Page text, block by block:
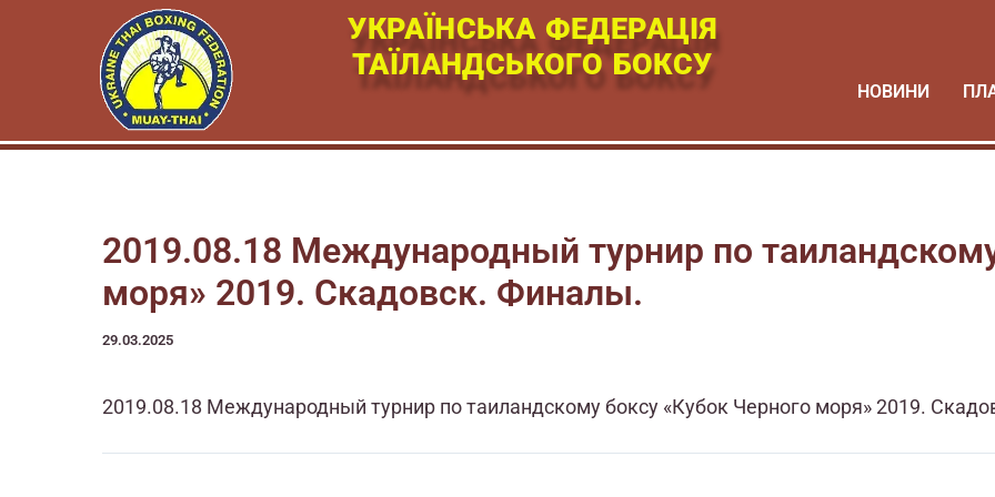
содержимому
УКРАЇНСЬКА ФЕДЕРАЦІЯ
ТАЇЛАНДСЬКОГО БОКСУ
НОВИНИ
2019.08.18 Международный турнир по
моря» 2019. Скадовск. Финалы.
29.03.2025
2019.08.18 Международный турнир по таиландскому боксу «Кубок Черного моря» 2019.